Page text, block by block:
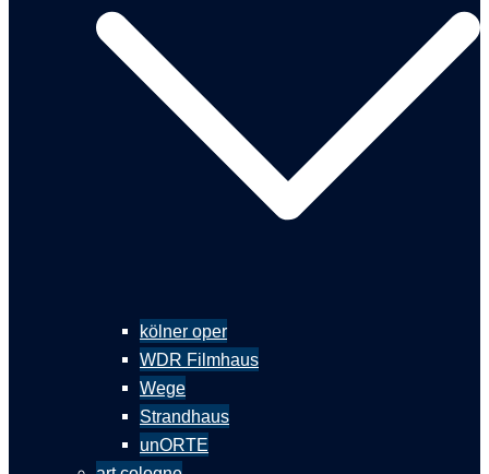
kölner oper
WDR Filmhaus
Wege
Strandhaus
unORTE